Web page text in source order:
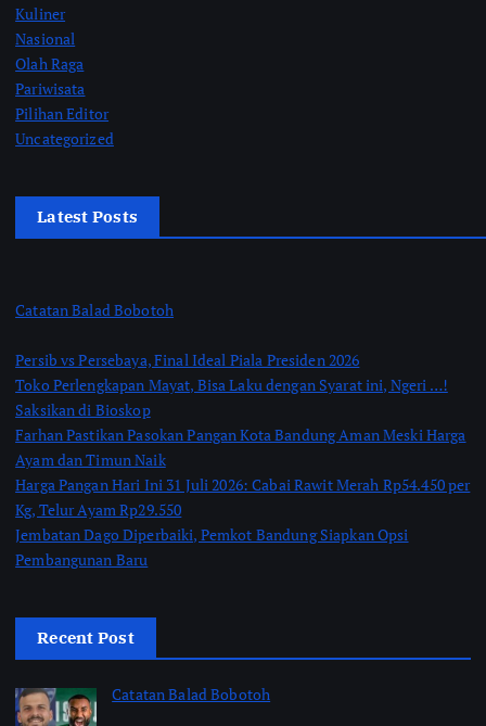
Kuliner
Nasional
Olah Raga
Pariwisata
Pilihan Editor
Uncategorized
Latest Posts
Catatan Balad Bobotoh
Persib vs Persebaya, Final Ideal Piala Presiden 2026
Toko Perlengkapan Mayat, Bisa Laku dengan Syarat ini, Ngeri …!
Saksikan di Bioskop
Farhan Pastikan Pasokan Pangan Kota Bandung Aman Meski Harga
Ayam dan Timun Naik
Harga Pangan Hari Ini 31 Juli 2026: Cabai Rawit Merah Rp54.450 per
Kg, Telur Ayam Rp29.550
Jembatan Dago Diperbaiki, Pemkot Bandung Siapkan Opsi
Pembangunan Baru
Recent Post
Catatan Balad Bobotoh